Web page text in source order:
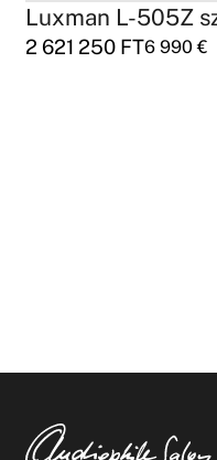
3 CD lemez